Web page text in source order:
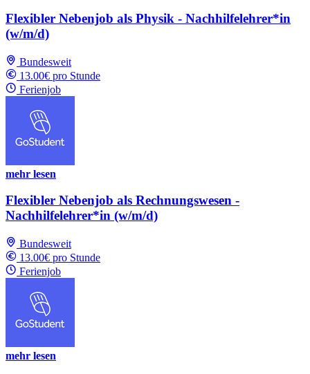
Flexibler Nebenjob als Physik - Nachhilfelehrer*in
(w/m/d)
Bundesweit
13.00€ pro Stunde
Ferienjob
mehr lesen
Flexibler Nebenjob als Rechnungswesen -
Nachhilfelehrer*in (w/m/d)
Bundesweit
13.00€ pro Stunde
Ferienjob
mehr lesen